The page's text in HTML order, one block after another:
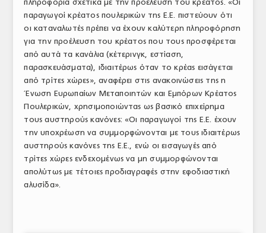
πληροφορία σχετικά με την προέλευση του κρέατος. «Οι
παραγωγοί κρέατος πουλερικών της Ε.Ε. πιστεύουν ότι
οι καταναλωτές πρέπει να έχουν καλύτερη πληροφόρηση
για την προέλευση του κρέατος που τους προσφέρεται
από αυτά τα κανάλια (κέτερινγκ, εστίαση,
παρασκευάσματα), ιδιαιτέρως όταν το κρέας εισάγεται
από τρίτες χώρες», αναφέρει στις ανακοινώσεις της η
Ένωση Ευρωπαίων Μεταποιητών και Εμπόρων Κρέατος
Πουλερικών, χρησιμοποιώντας ως βασικό επιχείρημα
τους αυστηρούς κανόνες: «Οι παραγωγοί της Ε.Ε. έχουν
την υποχρέωση να συμμορφώνονται με τους ιδιαιτέρως
αυστηρούς κανόνες της Ε.Ε., ενώ οι εισαγωγές από
τρίτες χώρες ενδεχομένως να μη συμμορφώνονται
απολύτως με τέτοιες προδιαγραφές στην εφοδιαστική
αλυσίδα».